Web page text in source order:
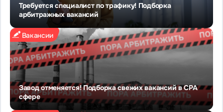
Требуется специалист по трафику! Подборка
арбитражных вакансий
Вакансии
Завод отменяется! Подборка свежих вакансий в CPA
сфере